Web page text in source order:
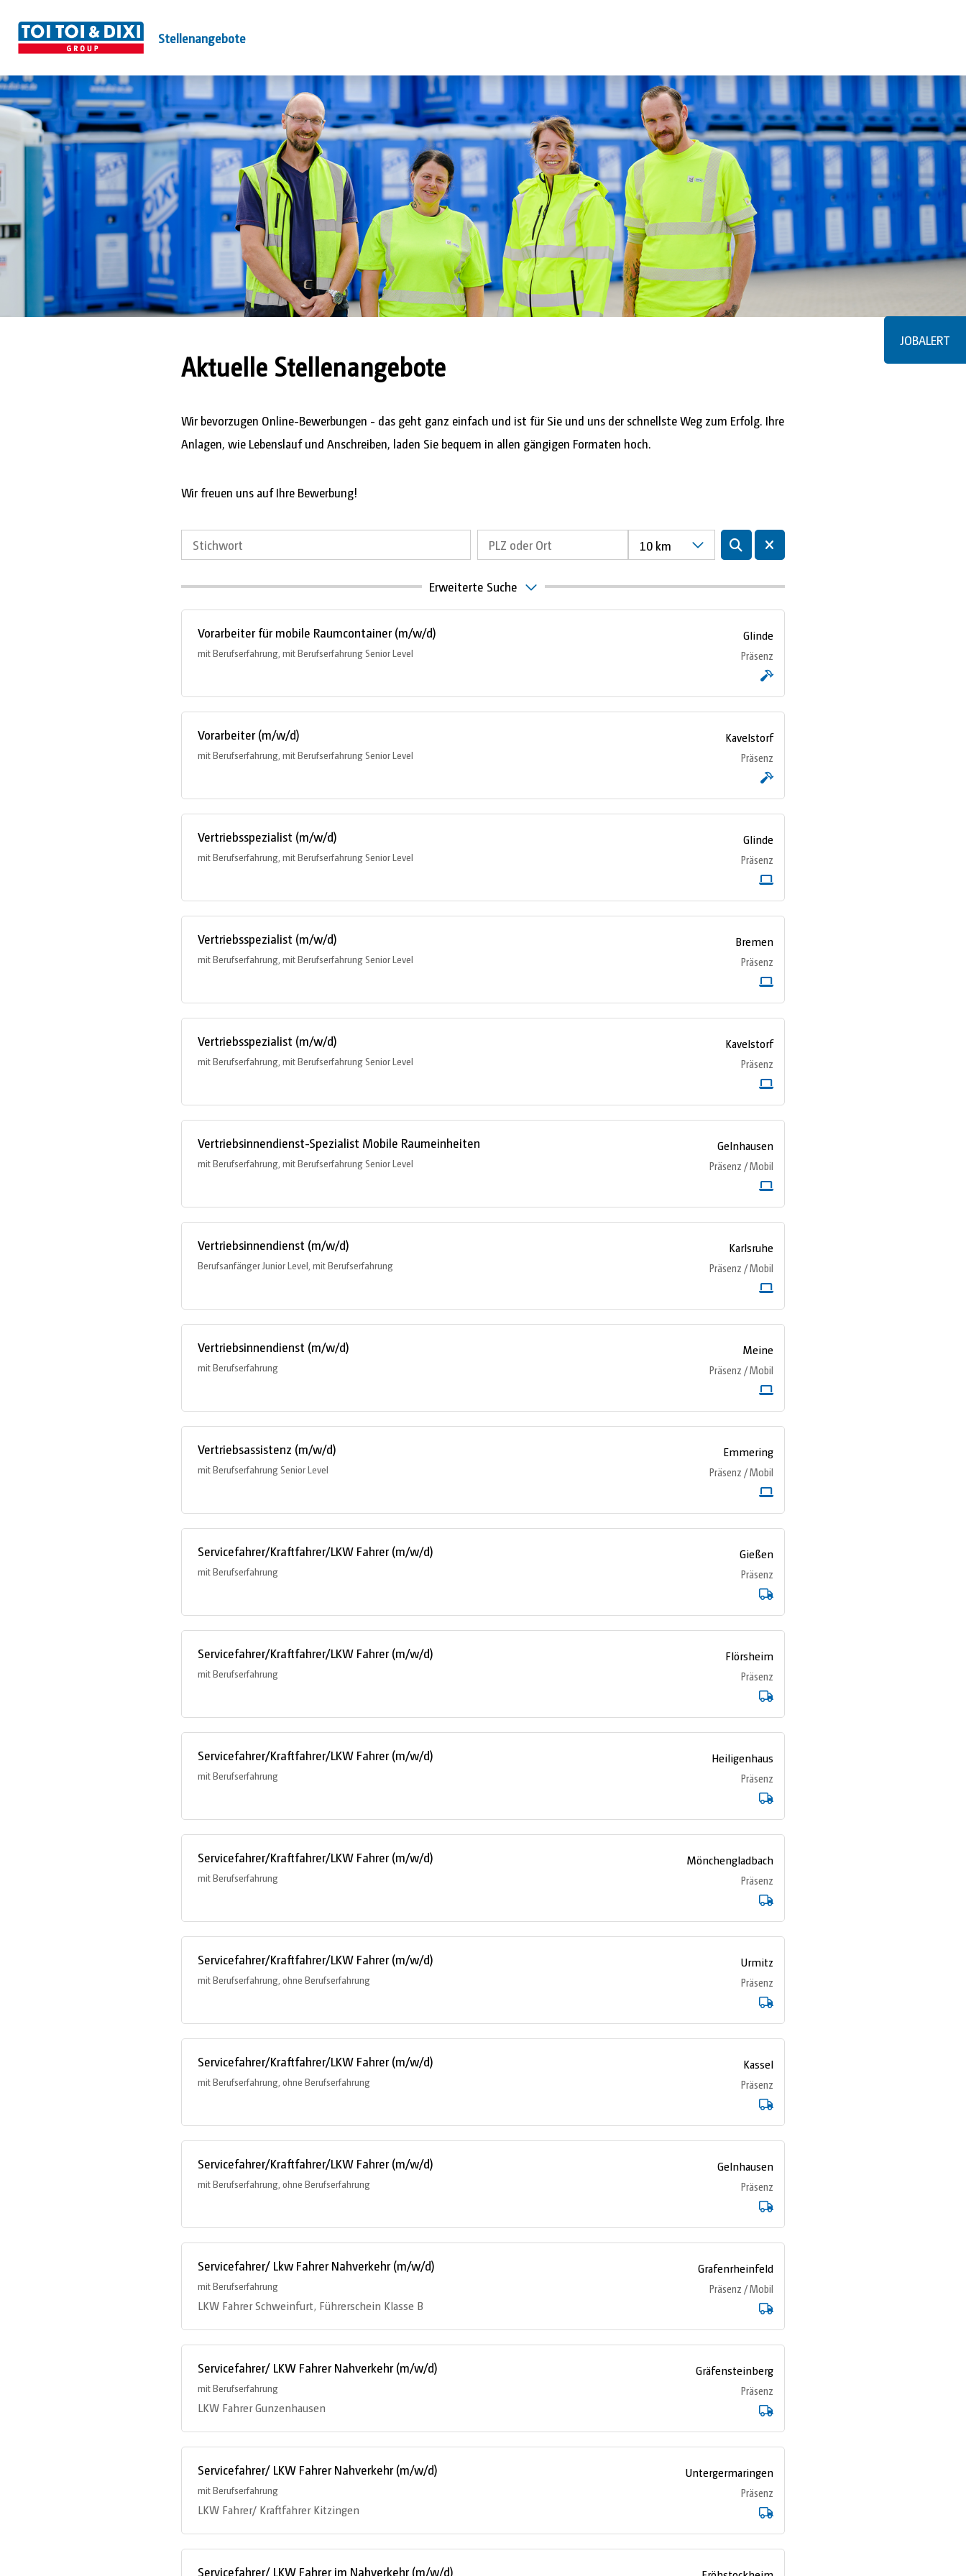
Stellenangebote
Aktuelle Stellenangebote
Wir bevorzugen Online-Bewerbungen - das geht ganz einfach und ist für Sie und uns der schnellste Weg zum Erfolg. Ihre
Anlagen, wie Lebenslauf und Anschreiben, laden Sie bequem in allen gängigen Formaten hoch.
Wir freuen uns auf Ihre Bewerbung!
10 km
Erweiterte Suche
Vorarbeiter für mobile Raumcontainer (m/w/d)
mit Berufserfahrung, mit Berufserfahrung Senior Level
Glinde
Präsenz
Vorarbeiter (m/w/d)
mit Berufserfahrung, mit Berufserfahrung Senior Level
Kavelstorf
Präsenz
Vertriebsspezialist (m/w/d)
mit Berufserfahrung, mit Berufserfahrung Senior Level
Glinde
Präsenz
Vertriebsspezialist (m/w/d)
mit Berufserfahrung, mit Berufserfahrung Senior Level
Bremen
Präsenz
Vertriebsspezialist (m/w/d)
mit Berufserfahrung, mit Berufserfahrung Senior Level
Kavelstorf
Präsenz
Vertriebsinnendienst-Spezialist Mobile Raumeinheiten
mit Berufserfahrung, mit Berufserfahrung Senior Level
Gelnhausen
Präsenz / Mobil
Vertriebsinnendienst (m/w/d)
Berufsanfänger Junior Level, mit Berufserfahrung
Karlsruhe
Präsenz / Mobil
Vertriebsinnendienst (m/w/d)
mit Berufserfahrung
Meine
Präsenz / Mobil
Vertriebsassistenz (m/w/d)
mit Berufserfahrung Senior Level
Emmering
Präsenz / Mobil
Servicefahrer/Kraftfahrer/LKW Fahrer (m/w/d)
mit Berufserfahrung
Gießen
Präsenz
Servicefahrer/Kraftfahrer/LKW Fahrer (m/w/d)
mit Berufserfahrung
Flörsheim
Präsenz
Servicefahrer/Kraftfahrer/LKW Fahrer (m/w/d)
mit Berufserfahrung
Heiligenhaus
Präsenz
Servicefahrer/Kraftfahrer/LKW Fahrer (m/w/d)
mit Berufserfahrung
Mönchengladbach
Präsenz
Servicefahrer/Kraftfahrer/LKW Fahrer (m/w/d)
mit Berufserfahrung, ohne Berufserfahrung
Urmitz
Präsenz
Servicefahrer/Kraftfahrer/LKW Fahrer (m/w/d)
mit Berufserfahrung, ohne Berufserfahrung
Kassel
Präsenz
Servicefahrer/Kraftfahrer/LKW Fahrer (m/w/d)
mit Berufserfahrung, ohne Berufserfahrung
Gelnhausen
Präsenz
Servicefahrer/ Lkw Fahrer Nahverkehr (m/w/d)
mit Berufserfahrung
LKW Fahrer Schweinfurt, Führerschein Klasse B
Grafenrheinfeld
Präsenz / Mobil
Servicefahrer/ LKW Fahrer Nahverkehr (m/w/d)
mit Berufserfahrung
LKW Fahrer Gunzenhausen
Gräfensteinberg
Präsenz
Servicefahrer/ LKW Fahrer Nahverkehr (m/w/d)
mit Berufserfahrung
LKW Fahrer/ Kraftfahrer Kitzingen
Untergermaringen
Präsenz
Servicefahrer/ LKW Fahrer im Nahverkehr (m/w/d)
JOBALERT